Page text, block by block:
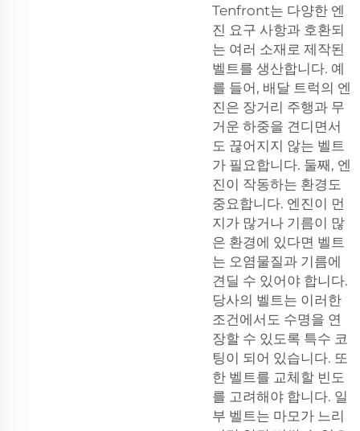
Tenfront는 다양한 엔
진 요구 사항과 호환되
는 여러 소재로 제작된
벨트를 생산합니다. 예
를 들어, 배달 트럭의 엔
진은 장거리 주행과 무
거운 하중을 견디면서
도 끊어지지 않는 벨트
가 필요합니다. 둘째, 엔
진이 작동하는 환경도
중요합니다. 엔진이 먼
지가 많거나 기름이 많
은 환경에 있다면 벨트
는 오염물질과 기름에
견딜 수 있어야 합니다.
당사의 벨트는 이러한
조건에서도 수명을 연
장할 수 있도록 특수 코
팅이 되어 있습니다. 또
한 벨트를 교체할 빈도
를 고려해야 합니다. 일
부 벨트는 마모가 느리